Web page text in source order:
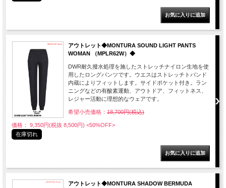
アウトレット◆MONTURA SOUND LIGHT PANTS
WOMAN （MPLR62W）◆
DWR耐久撥水処理を施したストレッチナイロン生地を使
用したロングパンツです。ウエスはストレッチトバンド
内蔵によりフィットします。サイドポケット付き。ラン
ニングなどの有酸素運動、アウトドア、フィットネス、
レジャー活動に理想的なウェアです。
希望小売価格： 18,700円(税込)
価格： 9,350円(税抜 8,500円) <50%OFF>
在庫切れ
アウトレット◆MONTURA SHADOW BERMUDA